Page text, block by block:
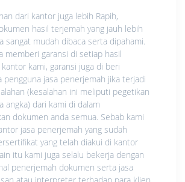
dari kantor juga lebih Rapih,
hasil terjemah yang jauh lebih
sangat mudah dibaca serta dipahami.
memberi garansi di setiap hasil
kami, garansi juga di beri
pengguna jasa penerjemah jika terjadi
(kesalahan ini meliputi pegetikan
angka) dari kami di dalam
dokumen anda semua. Sebab kami
jasa penerjemah yang sudah
yang telah diakui di kantor
itu kami juga selalu bekerja dengan
penerjemah dokumen serta jasa